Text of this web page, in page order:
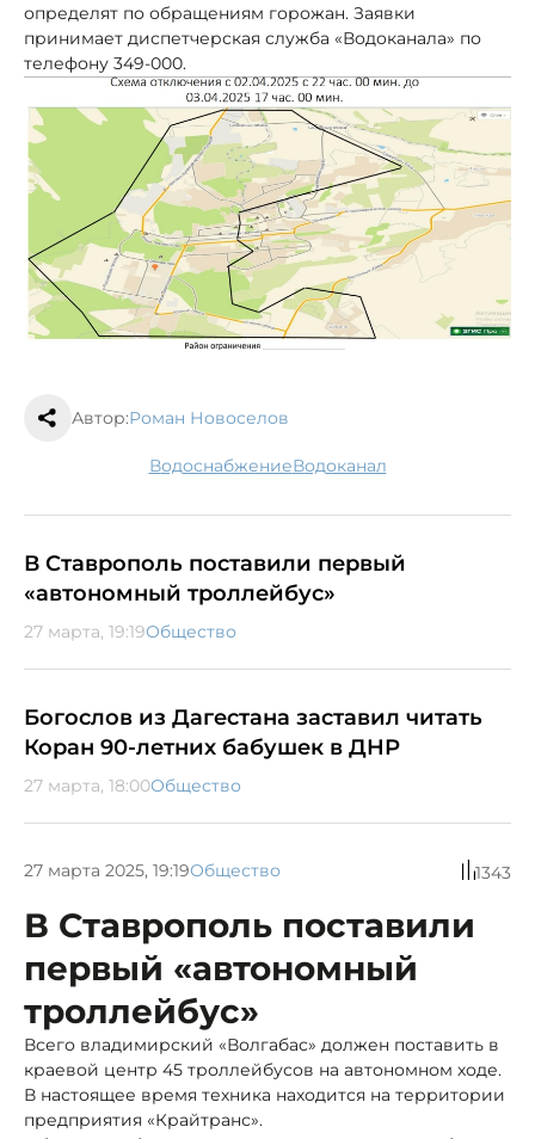
определят по обращениям горожан. Заявки
принимает диспетчерская служба «Водоканала» по
телефону 349-000.
Автор:Роман Новоселов
водоснабжение водоканал
В Ставрополь поставили первый
«автономный троллейбус»
27 марта, 19:19Общество
Богослов из Дагестана заставил читать
Коран 90-летних бабушек в ДНР
27 марта, 18:00Общество
27 марта 2025, 19:19Общество 1343
В Ставрополь поставили
первый «автономный
троллейбус»
Всего владимирский «Волгабас» должен поставить в
краевой центр 45 троллейбусов на автономном ходе.
В настоящее время техника находится на территории
предприятия «Крайтранс».